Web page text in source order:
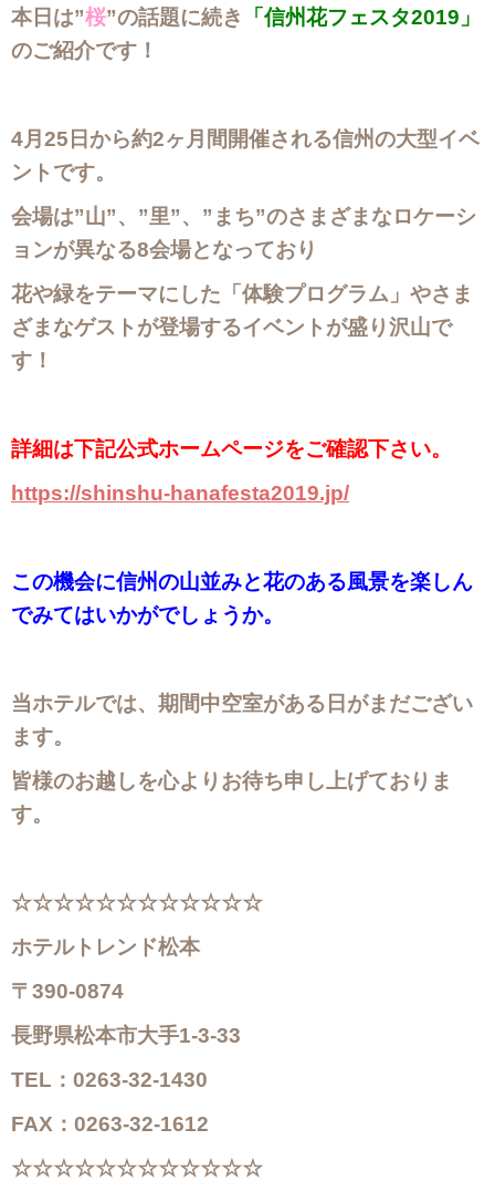
本日は”桜”の話題に続き
「信州花フェスタ2019」
のご紹介です！
4月25日から約2ヶ月間開催される信州の大型イベ
ントです。
会場は”山”、”里”、”まち”のさまざまなロケーシ
ョンが異なる8会場となっており
花や緑をテーマにした「体験プログラム」やさま
ざまなゲストが登場するイベントが盛り沢山で
す！
詳細は下記公式ホームページをご確認下さい。
https://shinshu-hanafesta2019.jp/
この機会に信州の山並みと花のある風景を楽しん
でみてはいかがでしょうか。
当ホテルでは、期間中空室がある日がまだござい
ます。
皆様のお越しを心よりお待ち申し上げておりま
す。
☆☆☆☆☆☆☆☆☆☆☆☆
ホテルトレンド松本
〒390-0874
長野県松本市大手1-3-33
TEL：0263-32-1430
FAX：0263-32-1612
☆☆☆☆☆☆☆☆☆☆☆☆